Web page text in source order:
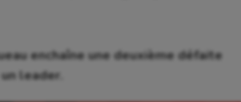
enchaîne une deuxième défaite
leader.